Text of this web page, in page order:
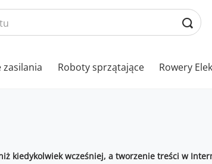
zasilania Roboty sprzątające Rowery
kiedykolwiek wcześniej, a tworzenie treści w